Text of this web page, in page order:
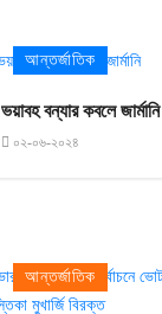
আন্তর্জাতিক
ভয়াবহ বন্যার কবলে জার্মানি
০২-০৬-২০২৪
আন্তর্জাতিক